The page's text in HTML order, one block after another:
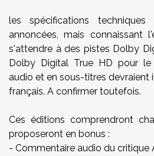
les spécifications
annoncées, mais connaissant
s'attendre à des pistes Dolby
Dolby Digital True HD pour le
audio et en sous-titres devraient
français. A confirmer toutefois.
Ces éditions comprendront
proposeront en bonus :
- Commentaire audio du critique